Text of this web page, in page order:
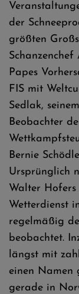
der
größten
Papes
FIS mit
Sedlak,
Beobachter
Bernie
Ursprünglich
Walter
Wetterdienst
regelmäßig
beobachtet.
längst mit
einen Namen
gerade in